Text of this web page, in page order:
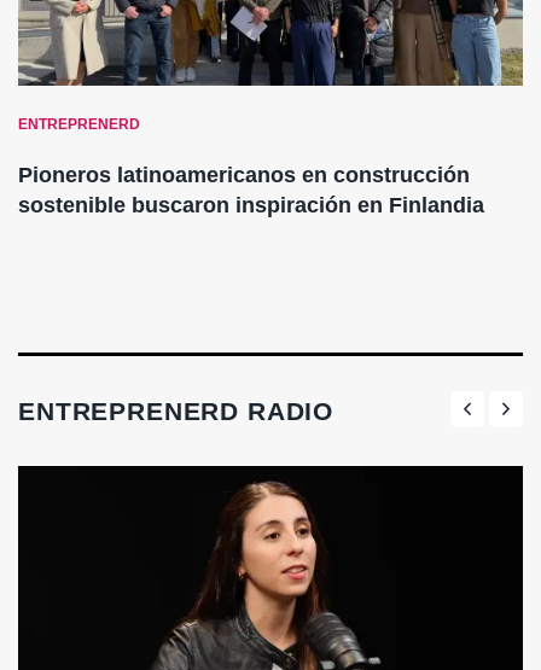
ENTREPRENERD
Pioneros latinoamericanos en construcción
sostenible buscaron inspiración en Finlandia
ENTREPRENERD RADIO